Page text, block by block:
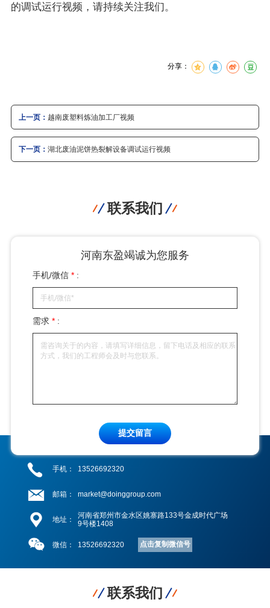
的调试运行视频，请持续关注我们。
分享：
上一页： 越南废塑料炼油加工厂视频
下一页： 湖北废油泥饼热裂解设备调试运行视频
联系我们
河南东盈竭诚为您服务
手机/微信* :
需求* :
提交留言
手机： 13526692320
邮箱： market@doinggroup.com
地址：
河南省郑州市金水区姚寨路133号金成时代广场
9号楼1408
微信： 13526692320 点击复制微信号
联系我们